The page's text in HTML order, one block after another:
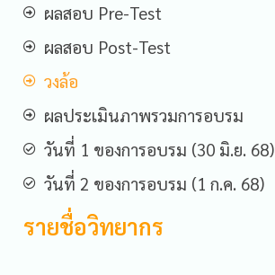
ผลสอบ Pre-Test
ผลสอบ Post-Test
วงล้อ
ผลประเมินภาพรวมการอบรม
วันที่ 1 ของการอบรม (30 มิ.ย. 68)
วันที่ 2 ของการอบรม (1 ก.ค. 68)
รายชื่อวิทยากร